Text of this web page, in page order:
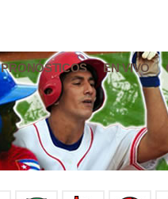
PRONÓSTICOS EN VIVO